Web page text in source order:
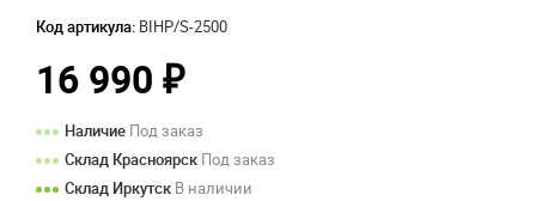
Код артикула: BIHP/S-2500
16 990 ₽
Наличие Под заказ
Склад Красноярск Под заказ
Склад Иркутск В наличии